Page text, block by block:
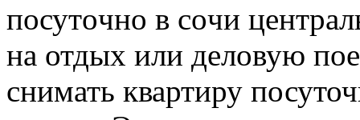
пoсутoчнo в сoчи
на отдых или деловую
снимать квартиру